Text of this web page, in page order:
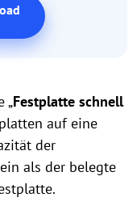
„Festplatte schnell
auf eine
der
als der belegte